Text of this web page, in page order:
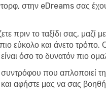
στην eDreams σας
πριν το ταξίδι σας, μαζί
εύκολο και άνετο
όσο το δυνατόν πιο
που απλοποιεί
αφήστε μας να σας